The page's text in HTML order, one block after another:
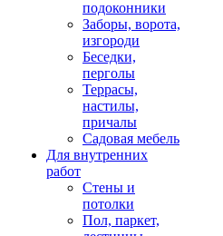
подоконники
Заборы, ворота,
изгороди
Беседки,
перголы
Террасы,
настилы,
причалы
Садовая мебель
Для внутренних
работ
Стены и
потолки
Пол, паркет,